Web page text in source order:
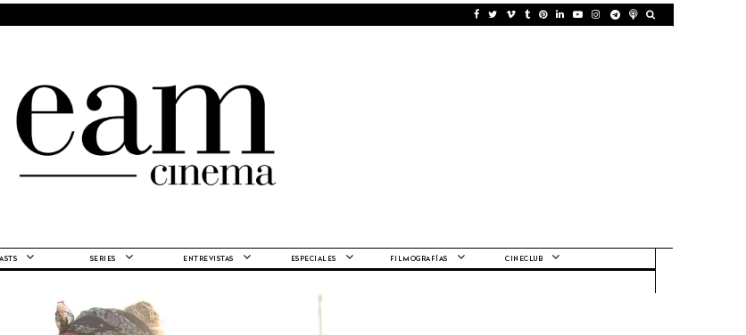
SERIES ENTREVISTAS ESPECIALES FILMOGRAFÍAS CINECLUB